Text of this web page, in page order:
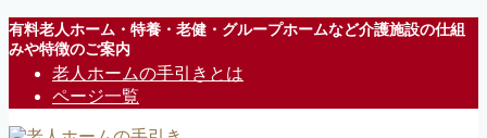
有料老人ホーム・特養・老健・グループホームなど介護施設の仕組
みや特徴のご案内
老人ホームの手引きとは
ページ一覧